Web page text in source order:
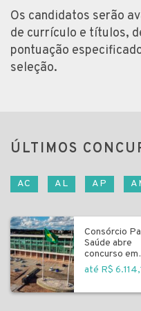
Os candidatos serão
de currículo e títulos,
pontuação
seleção.
ÚLTIMOS
AC AL AP
Consórcio
Saúde abre
concurso em
Curitiba
até R$